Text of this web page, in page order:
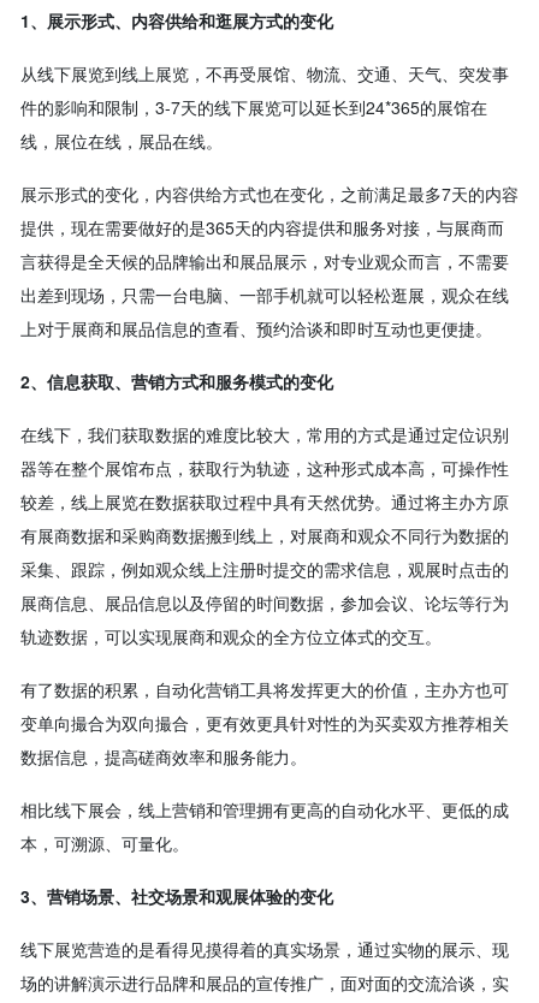
1、展示形式、内容供给和逛展方式的变化
从线下展览到线上展览，不再受展馆、物流、交通、天气、突发事
件的影响和限制，3-7天的线下展览可以延长到24*365的展馆在
线，展位在线，展品在线。
展示形式的变化，内容供给方式也在变化，之前满足最多7天的内容
提供，现在需要做好的是365天的内容提供和服务对接，与展商而
言获得是全天候的品牌输出和展品展示，对专业观众而言，不需要
出差到现场，只需一台电脑、一部手机就可以轻松逛展，观众在线
上对于展商和展品信息的查看、预约洽谈和即时互动也更便捷。
2、信息获取、营销方式和服务模式的变化
在线下，我们获取数据的难度比较大，常用的方式是通过定位识别
器等在整个展馆布点，获取行为轨迹，这种形式成本高，可操作性
较差，线上展览在数据获取过程中具有天然优势。通过将主办方原
有展商数据和采购商数据搬到线上，对展商和观众不同行为数据的
采集、跟踪，例如观众线上注册时提交的需求信息，观展时点击的
展商信息、展品信息以及停留的时间数据，参加会议、论坛等行为
轨迹数据，可以实现展商和观众的全方位立体式的交互。
有了数据的积累，自动化营销工具将发挥更大的价值，主办方也可
变单向撮合为双向撮合，更有效更具针对性的为买卖双方推荐相关
数据信息，提高磋商效率和服务能力。
相比线下展会，线上营销和管理拥有更高的自动化水平、更低的成
本，可溯源、可量化。
3、营销场景、社交场景和观展体验的变化
线下展览营造的是看得见摸得着的真实场景，通过实物的展示、现
场的讲解演示进行品牌和展品的宣传推广，面对面的交流洽谈，实